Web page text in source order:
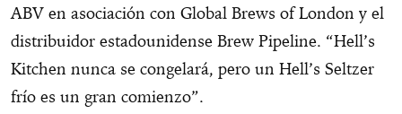
ABV en asociación con Global Brews of London y el
distribuidor estadounidense Brew Pipeline. “Hell’s
Kitchen nunca se congelará, pero un Hell’s Seltzer
frío es un gran comienzo”.